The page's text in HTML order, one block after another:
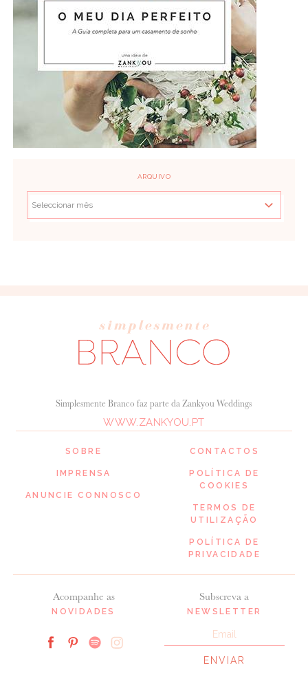
ARQUIVO
SOBRE
IMPRENSA
ANUNCIE CONNOSCO
Acompanhe as
NOVIDADES
Simplesmente Branco faz parte da Zankyou Weddings
WWW.ZANKYOU.PT
Subscreva a
NEWSLETTER
CONTACTOS
POLÍTICA DE
COOKIES
TERMOS DE
UTILIZAÇÃO
POLÍTICA DE
PRIVACIDADE